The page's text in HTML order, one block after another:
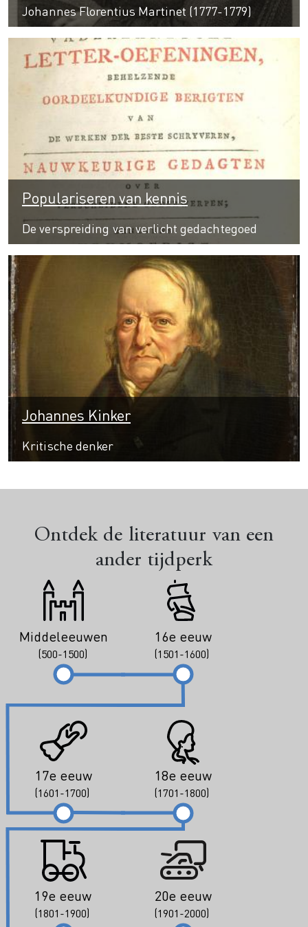
Johannes Florentius Martinet (1777-1779)
Populariseren van kennis
De verspreiding van verlicht gedachtegoed
Johannes Kinker
Kritische denker
Ontdek de literatuur van een
ander tijdperk
Middeleeuwen
(500-1500)
16e eeuw
(1501-1600)
17e eeuw
(1601-1700)
18e eeuw
(1701-1800)
19e eeuw
(1801-1900)
20e eeuw
(1901-2000)